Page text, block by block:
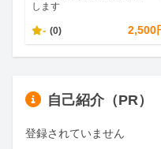
します
- (0) 2,500
自己紹介（PR）
登録されていません